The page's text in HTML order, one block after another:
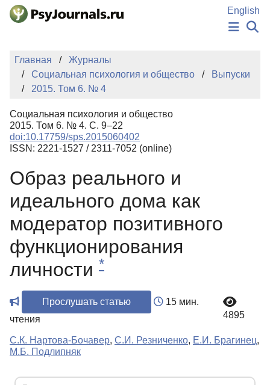
Перейти к основному содержанию
English
НОВОСТИ
ИЗДАНИЯ
БАЗА ЗНАНИЙ
КЛЮЧЕВЫЕ СЛОВА
Регистрация
Главная
Журналы
Социальная психология и общество
Выпуски
2015. Том 6. № 4
Социальная психология и общество
2015. Том 6. № 4. С. 9–22
doi:10.17759/sps.2015060402
ISSN: 2221-1527 / 2311-7052 (online)
Образ реального и
идеального дома как
модератор позитивного
функционирования
личности *
Прослушать статью
15 мин.
чтения
4895
С.К. Нартова-Бочавер, С.И. Резниченко, Е.И. Брагинец,
М.Б. Подлипняк